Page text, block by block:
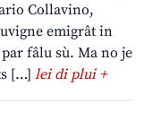
Collavino,
emigrât in
fâlu sù. Ma no je
[…] lei di plui +